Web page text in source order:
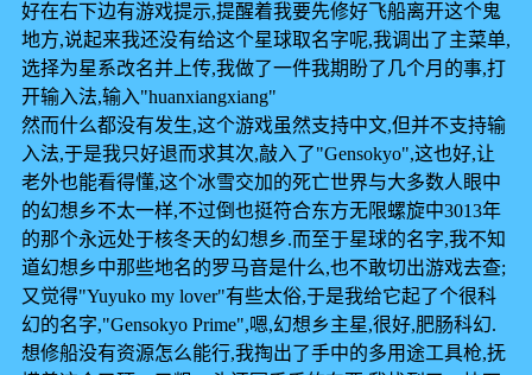
好在右下边有游戏提示,提醒着我要先修好飞船离开这个鬼
地方,说起来我还没有给这个星球取名字呢,我调出了主菜单,
选择为星系改名并上传,我做了一件我期盼了几个月的事,打
开输入法,输入"huanxiangxiang"
然而什么都没有发生,这个游戏虽然支持中文,但并不支持输
入法,于是我只好退而求其次,敲入了"Gensokyo",这也好,让
老外也能看得懂,这个冰雪交加的死亡世界与大多数人眼中
的幻想乡不太一样,不过倒也挺符合东方无限螺旋中3013年
的那个永远处于核冬天的幻想乡.而至于星球的名字,我不知
道幻想乡中那些地名的罗马音是什么,也不敢切出游戏去查;
又觉得"Yuyuko my lover"有些太俗,于是我给它起了个很科
幻的名字,"Gensokyo Prime",嗯,幻想乡主星,很好,肥肠科幻.
想修船没有资源怎么能行,我掏出了手中的多用途工具枪,抚